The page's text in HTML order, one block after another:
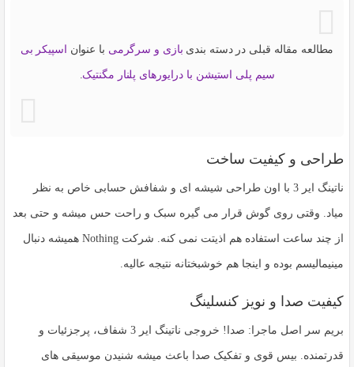
مطالعه مقاله قبلی در دسته بندی بازی و سرگرمی با عنوان اسپیکر بی
سیم پلی استیشن با درایورهای پلنار مگنتیک
طراحی و کیفیت ساخت
ناتینگ ایر 3 با اون طراحی شیشه ای و شفافش حسابی خاص به نظر
میاد. وقتی روی گوش قرار می گیره سبک و راحت حس میشه و حتی بعد
از چند ساعت استفاده هم اذیتت نمی کنه. شرکت Nothing همیشه دنبال
مینیمالیسم بوده و اینجا هم خوشبختانه نتیجه عالیه.
کیفیت صدا و نویز کنسلینگ
بریم سر اصل ماجرا: صدا! خروجی ناتینگ ایر 3 شفاف، پرجزئیات و
قدرتمنده. بیس قوی و تفکیک صدا باعث میشه شنیدن موسیقی های